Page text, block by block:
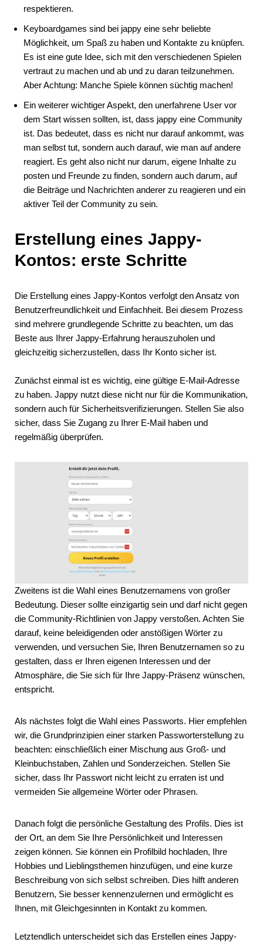
respektieren.
Keyboardgames sind bei jappy eine sehr beliebte
Möglichkeit, um Spaß zu haben und Kontakte zu knüpfen.
Es ist eine gute Idee, sich mit den verschiedenen Spielen
vertraut zu machen und ab und zu daran teilzunehmen.
Aber Achtung: Manche Spiele können süchtig machen!
Ein weiterer wichtiger Aspekt, den unerfahrene User vor
dem Start wissen sollten, ist, dass jappy eine Community
ist. Das bedeutet, dass es nicht nur darauf ankommt, was
man selbst tut, sondern auch darauf, wie man auf andere
reagiert. Es geht also nicht nur darum, eigene Inhalte zu
posten und Freunde zu finden, sondern auch darum, auf
die Beiträge und Nachrichten anderer zu reagieren und ein
aktiver Teil der Community zu sein.
Erstellung eines Jappy-
Kontos: erste Schritte
Die Erstellung eines Jappy-Kontos verfolgt den Ansatz von
Benutzerfreundlichkeit und Einfachheit. Bei diesem Prozess
sind mehrere grundlegende Schritte zu beachten, um das
Beste aus Ihrer Jappy-Erfahrung herauszuholen und
gleichzeitig sicherzustellen, dass Ihr Konto sicher ist.
Zunächst einmal ist es wichtig, eine gültige E-Mail-Adresse
zu haben. Jappy nutzt diese nicht nur für die Kommunikation,
sondern auch für Sicherheitsverifizierungen. Stellen Sie also
sicher, dass Sie Zugang zu Ihrer E-Mail haben und
regelmäßig überprüfen.
Zweitens ist die Wahl eines Benutzernamens von großer
Bedeutung. Dieser sollte einzigartig sein und darf nicht gegen
die Community-Richtlinien von Jappy verstoßen. Achten Sie
darauf, keine beleidigenden oder anstößigen Wörter zu
verwenden, und versuchen Sie, Ihren Benutzernamen so zu
gestalten, dass er Ihren eigenen Interessen und der
Atmosphäre, die Sie sich für Ihre Jappy-Präsenz wünschen,
entspricht.
Als nächstes folgt die Wahl eines Passworts. Hier empfehlen
wir, die Grundprinzipien einer starken Passworterstellung zu
beachten: einschließlich einer Mischung aus Groß- und
Kleinbuchstaben, Zahlen und Sonderzeichen. Stellen Sie
sicher, dass Ihr Passwort nicht leicht zu erraten ist und
vermeiden Sie allgemeine Wörter oder Phrasen.
Danach folgt die persönliche Gestaltung des Profils. Dies ist
der Ort, an dem Sie Ihre Persönlichkeit und Interessen
zeigen können. Sie können ein Profilbild hochladen, Ihre
Hobbies und Lieblingsthemen hinzufügen, und eine kurze
Beschreibung von sich selbst schreiben. Dies hilft anderen
Benutzern, Sie besser kennenzulernen und ermöglicht es
Ihnen, mit Gleichgesinnten in Kontakt zu kommen.
Letztendlich unterscheidet sich das Erstellen eines Jappy-